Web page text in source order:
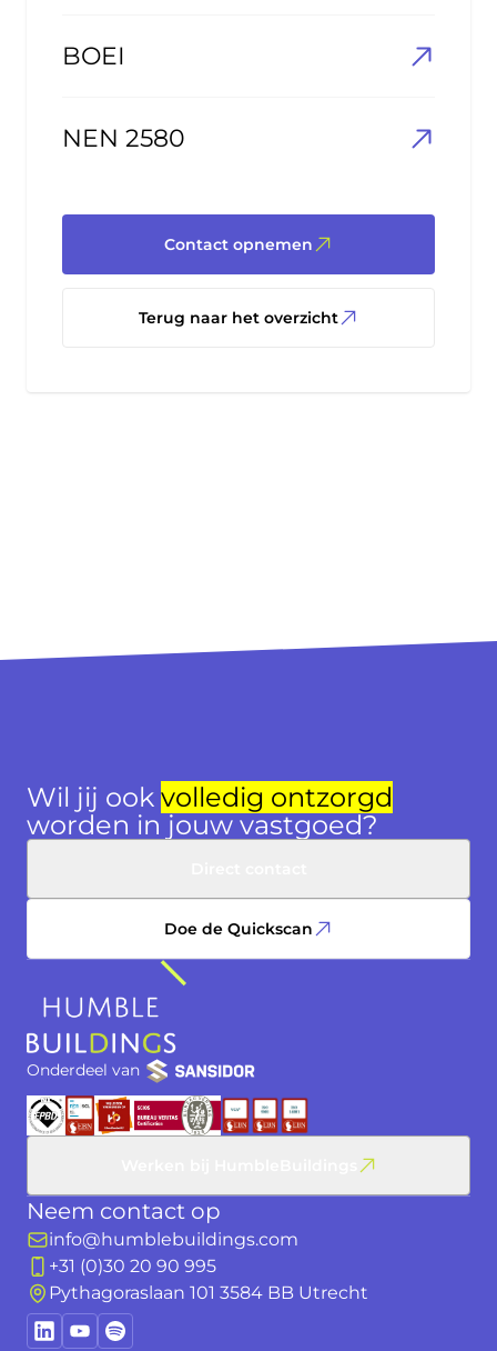
BOEI
NEN 2580
Contact opnemen
Terug naar het overzicht
Wil jij ook volledig ontzorgd
worden in jouw vastgoed?
Doe de Quickscan
Onderdeel van
Neem contact op
info@humblebuildings.com
+31 (0)30 20 90 995
Pythagoraslaan 101 3584 BB Utrecht